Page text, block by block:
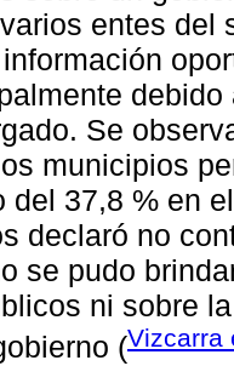
entes del
Se
municipios
del 37,8 % en
declaró no
se pudo
ni sobre
(Vizcarra